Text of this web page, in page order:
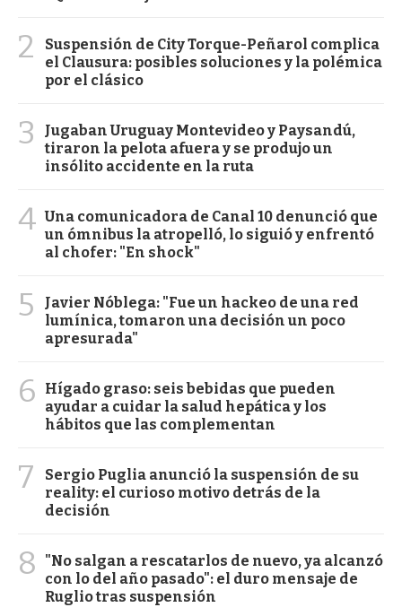
2
Suspensión de City Torque-Peñarol complica
el Clausura: posibles soluciones y la polémica
por el clásico
3
Jugaban Uruguay Montevideo y Paysandú,
tiraron la pelota afuera y se produjo un
insólito accidente en la ruta
4 Una comunicadora de Canal 10 denunció que
un ómnibus la atropelló, lo siguió y enfrentó
al chofer: "En shock"
5
Javier Nóblega: "Fue un hackeo de una red
lumínica, tomaron una decisión un poco
apresurada"
6
Hígado graso: seis bebidas que pueden
ayudar a cuidar la salud hepática y los
hábitos que las complementan
7
Sergio Puglia anunció la suspensión de su
reality: el curioso motivo detrás de la
decisión
8
"No salgan a rescatarlos de nuevo, ya alcanzó
con lo del año pasado": el duro mensaje de
Ruglio tras suspensión